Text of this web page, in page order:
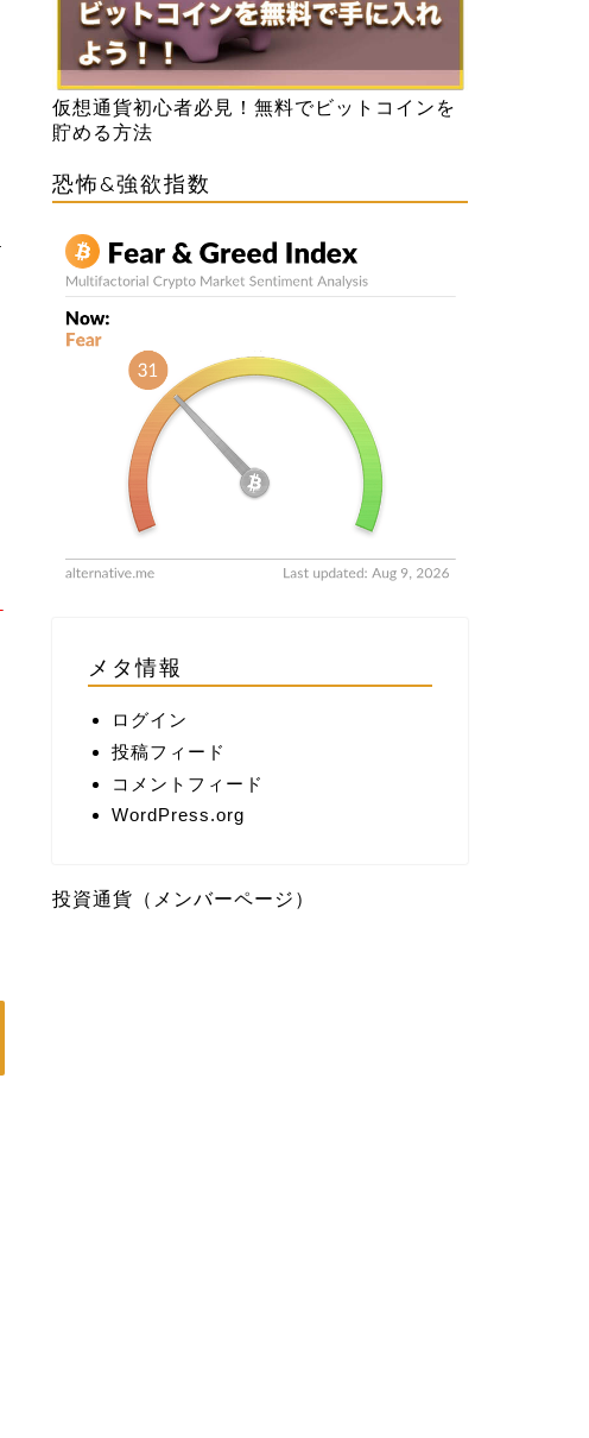
仮想通貨初心者必見！無料でビットコインを
貯める方法
恐怖&強欲指数
メタ情報
ログイン
投稿フィード
コメントフィード
WordPress.org
投資通貨（メンバーページ）